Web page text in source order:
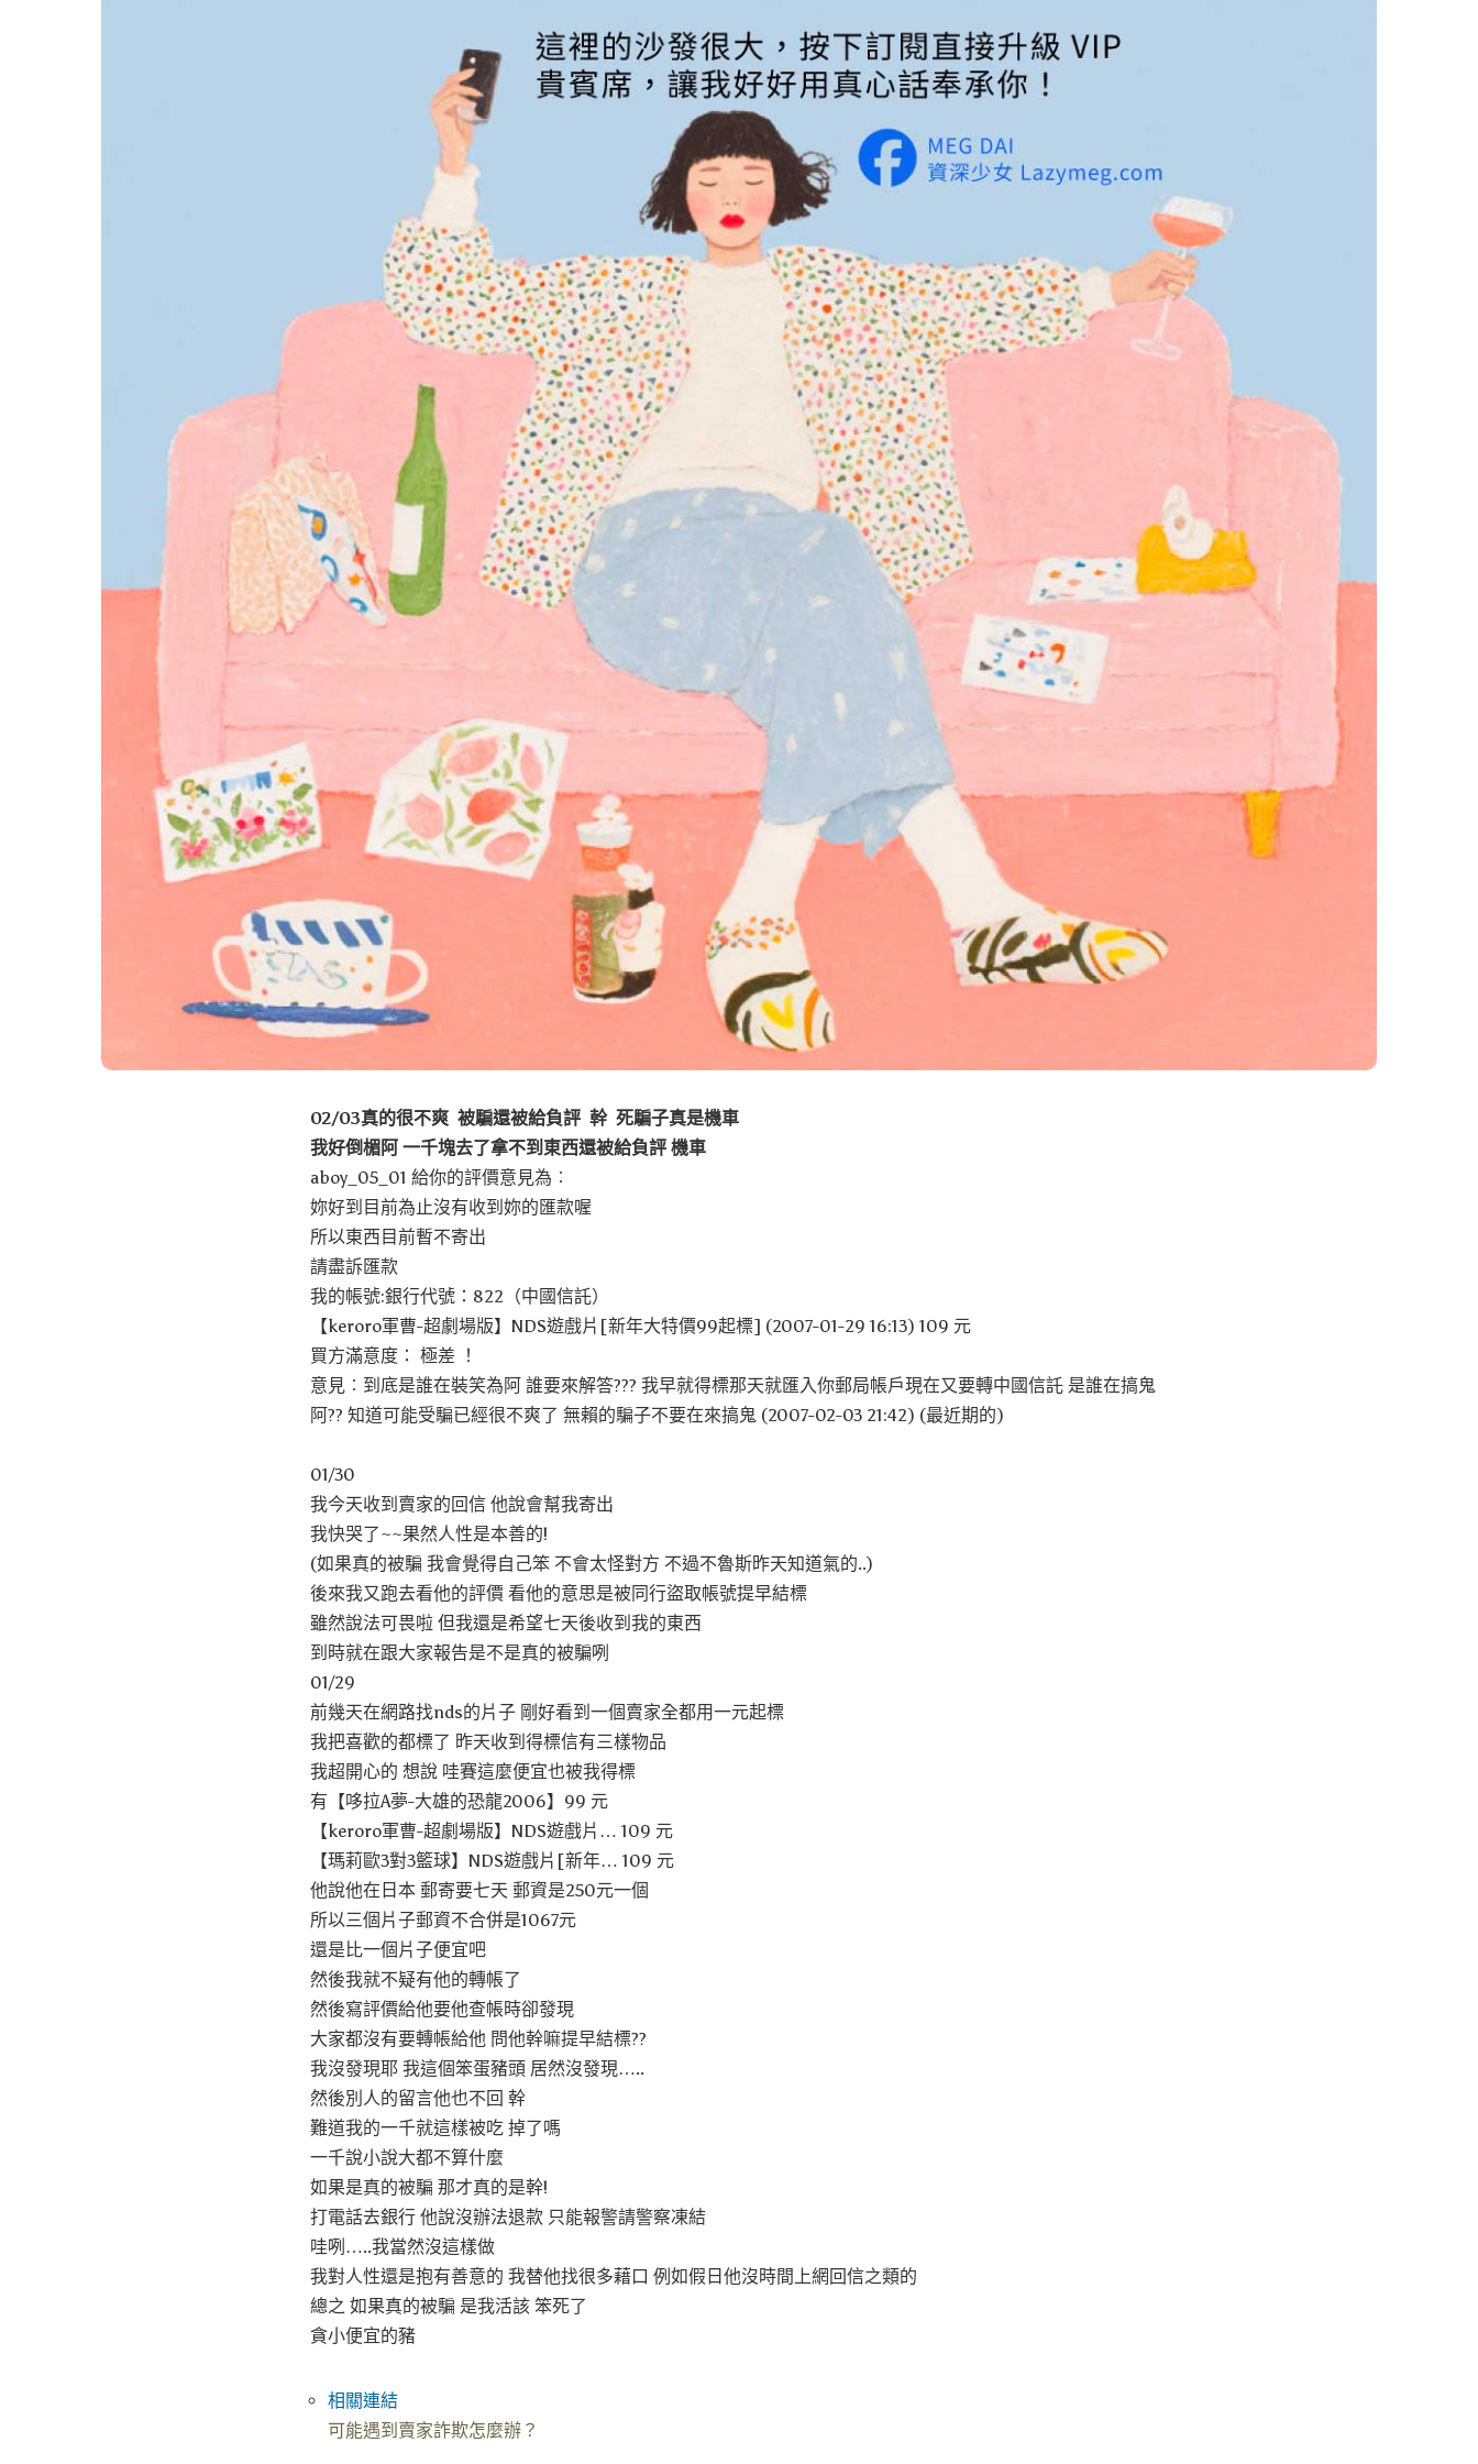
02/03真的很不爽 被騙還被給負評 幹 死騙子真是機車
我好倒楣阿 一千塊去了拿不到東西還被給負評 機車
aboy_05_01 給你的評價意見為︰
妳好到目前為止沒有收到妳的匯款喔
所以東西目前暫不寄出
請盡訴匯款
我的帳號:銀行代號：822（中國信託）
【keroro軍曹-超劇場版】NDS遊戲片[新年大特價99起標] (2007-01-29 16:13) 109 元
買方滿意度： 極差 ！
意見︰到底是誰在裝笑為阿 誰要來解答??? 我早就得標那天就匯入你郵局帳戶現在又要轉中國信託 是誰在搞鬼
阿?? 知道可能受騙已經很不爽了 無賴的騙子不要在來搞鬼 (2007-02-03 21:42) (最近期的)
01/30
我今天收到賣家的回信 他說會幫我寄出
我快哭了~~果然人性是本善的!
(如果真的被騙 我會覺得自己笨 不會太怪對方 不過不魯斯昨天知道氣的..)
後來我又跑去看他的評價 看他的意思是被同行盜取帳號提早結標
雖然說法可畏啦 但我還是希望七天後收到我的東西
到時就在跟大家報告是不是真的被騙咧
01/29
前幾天在網路找nds的片子 剛好看到一個賣家全都用一元起標
我把喜歡的都標了 昨天收到得標信有三樣物品
我超開心的 想說 哇賽這麼便宜也被我得標
有【哆拉A夢-大雄的恐龍2006】99 元
【keroro軍曹-超劇場版】NDS遊戲片… 109 元
【瑪莉歐3對3籃球】NDS遊戲片[新年… 109 元
他說他在日本 郵寄要七天 郵資是250元一個
所以三個片子郵資不合併是1067元
還是比一個片子便宜吧
然後我就不疑有他的轉帳了
然後寫評價給他要他查帳時卻發現
大家都沒有要轉帳給他 問他幹嘛提早結標??
我沒發現耶 我這個笨蛋豬頭 居然沒發現…..
然後別人的留言他也不回 幹
難道我的一千就這樣被吃 掉了嗎
一千說小說大都不算什麼
如果是真的被騙 那才真的是幹!
打電話去銀行 他說沒辦法退款 只能報警請警察凍結
哇咧…..我當然沒這樣做
我對人性還是抱有善意的 我替他找很多藉口 例如假日他沒時間上網回信之類的
總之 如果真的被騙 是我活該 笨死了
貪小便宜的豬
相關連結
可能遇到賣家詐欺怎麼辦？